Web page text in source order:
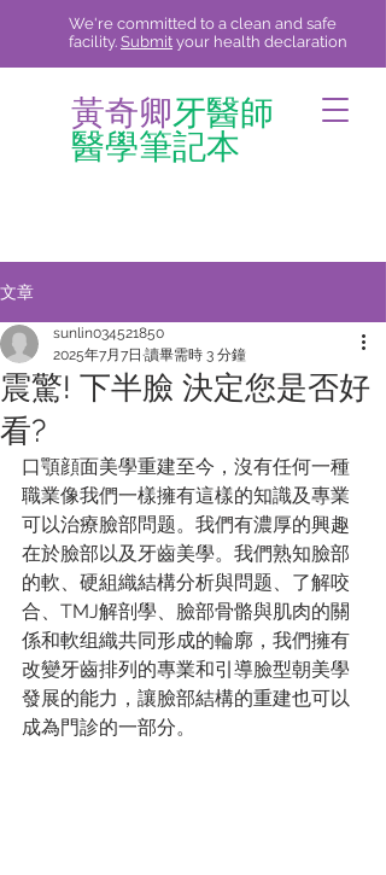
黃奇卿牙醫師
醫學筆記本
We're committed to a clean and safe
facility. Submit your health declaration
文章
震驚! 下半臉 決定您是否好
看?
sunlin034521850
2025年7月7日 讀畢需時 3 分鐘
口顎顔面美學重建至今，沒有任何一種
職業像我們一樣擁有這樣的知識及專業
可以治療臉部問题。我們有濃厚的興趣
在於臉部以及牙齒美學。我們熟知臉部
的軟、硬組織結構分析與問题、了解咬
合、TMJ解剖學、臉部骨骼與肌肉的關
係和軟组織共同形成的輪廓，我們擁有
改變牙齒排列的專業和引導臉型朝美學
發展的能力，讓臉部結構的重建也可以
成為門診的一部分。